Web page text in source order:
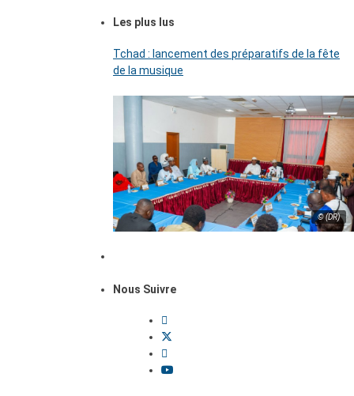
Les plus lus
Tchad : lancement des préparatifs de la fête
de la musique
© (DR)
Nous Suivre